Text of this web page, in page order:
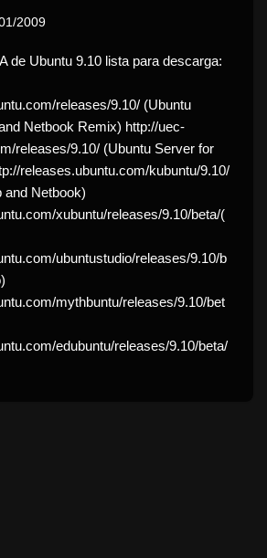
2009
de Ubuntu 9.10 lista para descarga:
releases/9.10/ (Ubuntu
Netbook Remix) http://uec-
releases/9.10/ (Ubuntu Server for
releases.ubuntu.com/kubuntu/9.10/
and Netbook)
xubuntu/releases/9.10/beta/(
ubuntustudio/releases/9.10/b
mythbuntu/releases/9.10/bet
edubuntu/releases/9.10/beta/